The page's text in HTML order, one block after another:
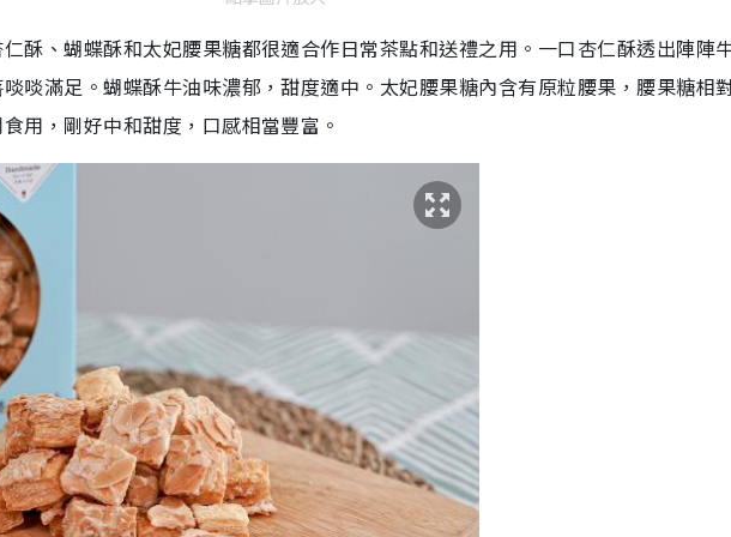
酥、蝴蝶酥和太妃腰果糖都很適合作日常茶點和送禮之用。一口杏仁酥透出陣陣
啖滿足。蝴蝶酥牛油味濃郁，甜度適中。太妃腰果糖內含有原粒腰果，腰果糖相
用，剛好中和甜度，口感相當豐富。